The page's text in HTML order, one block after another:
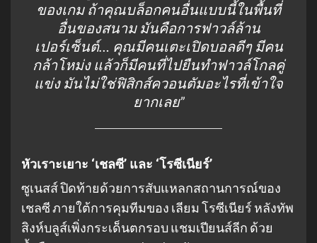
ของเกม ถ้าคุณบล็อกคนอื่นแบบนี้ในพื้นที่
อื่นของสนาม มันคือการฟาวล์ล้าน
เปอร์เซ็นต์… คุณมีคนเตะเปิดบอลดีๆ มีคน
กล้าโหม่ง แล้วก็มีคนที่ไปยืนทำฟาวล์โกลคู่
แข่ง มันไม่ใช่ฟิสิกส์ควอนตัมอะไรที่เข้าใจ
ยากเลย”
หัวเราะเยาะ ‘เชลซี’ และ ‘โรซีเนียร์’
ซูเนสส์ ปิดท้ายด้วยการสับแหลกสถานการณ์ของ
เชลซี ภายใต้การคุมทีมของ เลียม โรซีเนียร์ หลังทัพ
สิงห์บลูส์เพิ่งกระเด็นตกรอบ แชมเปียนส์ลีก ด้วย